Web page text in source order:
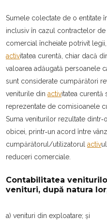
Sumele colectate de o entitate
inclusiv în cazul contractelor de
comercial încheiate potrivit
activitatea curentă, chiar dacă
valoarea adăugată persoanele
sunt considerate cumpărători
veniturile din activitatea curentă
reprezentate de comisioanele
Suma veniturilor rezultate
obicei, printr‐un acord între
cumpărătorul/utilizatorul activ
reduceri comerciale.
Contabilitatea
venituri, după natura
a) venituri din exploatare; şi